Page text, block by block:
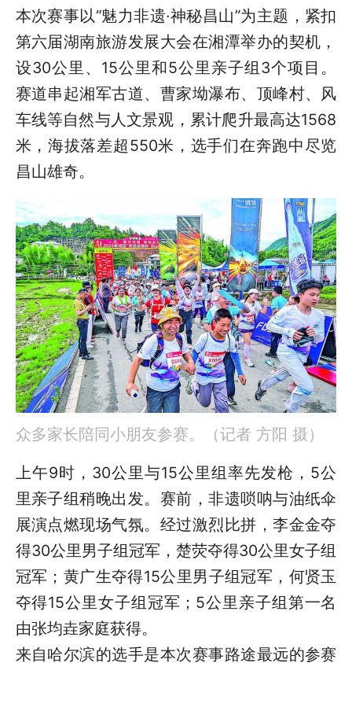
本次赛事以“魅力非遗·神秘昌山”为主题，紧扣
第六届湖南旅游发展大会在湘潭举办的契机，
设30公里、15公里和5公里亲子组3个项目。
赛道串起湘军古道、曹家坳瀑布、顶峰村、风
车线等自然与人文景观，累计爬升最高达1568
米，海拔落差超550米，选手们在奔跑中尽览
昌山雄奇。
众多家长陪同小朋友参赛。（记者 方阳 摄）
上午9时，30公里与15公里组率先发枪，5公
里亲子组稍晚出发。赛前，非遗唢呐与油纸伞
展演点燃现场气氛。经过激烈比拼，李金金夺
得30公里男子组冠军，楚荧夺得30公里女子组
冠军；黄广生夺得15公里男子组冠军，何贤玉
夺得15公里女子组冠军；5公里亲子组第一名
由张均垚家庭获得。
来自哈尔滨的选手是本次赛事路途最远的参赛